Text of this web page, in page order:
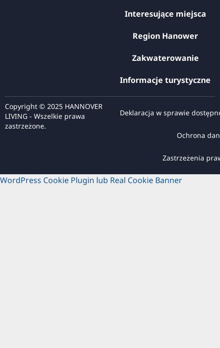
Interesujące miejsca
Region Hanower
Zakwaterowanie
Informacje turystyczne
Copyright © 2025 HANNOVER
LIVING - Wszelkie prawa
zastrzeżone.
Deklaracja w sprawie
Ochrona
Zastrzeżenia
WordPress Cookie Plugin lub Real Cookie Banner